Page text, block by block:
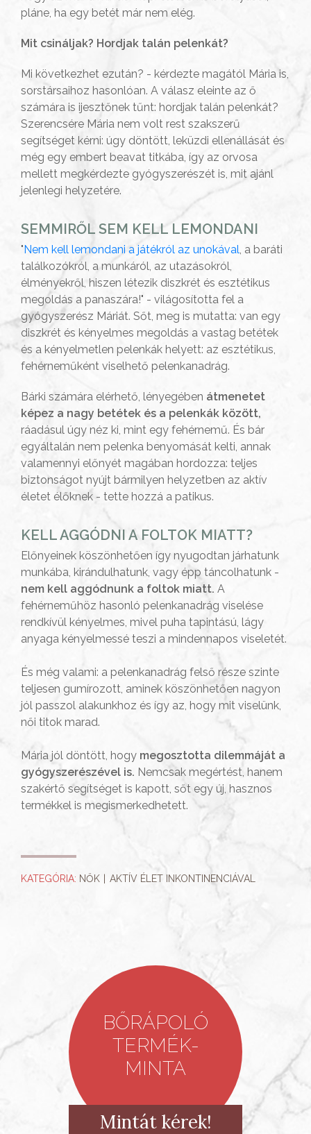
pláne, ha egy betét már nem elég.
Mit csináljak? Hordjak talán pelenkát?
Mi következhet ezután? - kérdezte magától Mária is,
sorstársaihoz hasonlóan. A válasz eleinte az ő
számára is ijesztőnek tűnt: hordjak talán pelenkát?
Szerencsére Mária nem volt rest szakszerű
segítséget kérni: úgy döntött, leküzdi ellenállását és
még egy embert beavat titkába, így az orvosa
mellett megkérdezte gyógyszerészét is, mit ajánl
jelenlegi helyzetére.
SEMMIRŐL SEM KELL LEMONDANI
"Nem kell lemondani a játékról az unokával, a baráti
találkozókról, a munkáról, az utazásokról,
élményekről, hiszen létezik diszkrét és esztétikus
megoldás a panaszára!" - világosította fel a
gyógyszerész Máriát. Sőt, meg is mutatta: van egy
diszkrét és kényelmes megoldás a vastag betétek
és a kényelmetlen pelenkák helyett: az esztétikus,
fehérneműként viselhető pelenkanadrág.
Bárki számára elérhető, lényegében átmenetet
képez a nagy betétek és a pelenkák között,
ráadásul úgy néz ki, mint egy fehérnemű. És bár
egyáltalán nem pelenka benyomását kelti, annak
valamennyi előnyét magában hordozza: teljes
biztonságot nyújt bármilyen helyzetben az aktív
életet élőknek - tette hozzá a patikus.
KELL AGGÓDNI A FOLTOK MIATT?
Előnyeinek köszönhetően így nyugodtan járhatunk
munkába, kirándulhatunk, vagy épp táncolhatunk -
nem kell aggódnunk a foltok miatt. A
fehérneműhöz hasonló pelenkanadrág viselése
rendkívül kényelmes, mivel puha tapintású, lágy
anyaga kényelmessé teszi a mindennapos viseletét.
És még valami: a pelenkanadrág felső része szinte
teljesen gumírozott, aminek köszönhetően nagyon
jól passzol alakunkhoz és így az, hogy mit viselünk,
női titok marad.
Mária jól döntött, hogy megosztotta dilemmáját a
gyógyszerészével is. Nemcsak megértést, hanem
szakértő segítséget is kapott, sőt egy új, hasznos
termékkel is megismerkedhetett.
KATEGÓRIA: NŐK AKTÍV ÉLET INKONTINENCIÁVAL
BŐRÁPOLÓ
TERMÉK-
MINTA
Mintát kérek!